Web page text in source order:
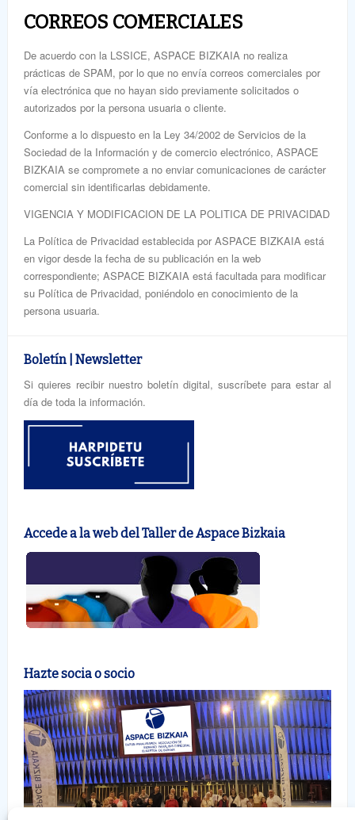
CORREOS COMERCIALES
De acuerdo con la LSSICE, ASPACE BIZKAIA no realiza
prácticas de SPAM, por lo que no envía correos comerciales por
vía electrónica que no hayan sido previamente solicitados o
autorizados por la persona usuaria o cliente.
Conforme a lo dispuesto en la Ley 34/2002 de Servicios de la
Sociedad de la Información y de comercio electrónico, ASPACE
BIZKAIA se compromete a no enviar comunicaciones de carácter
comercial sin identificarlas debidamente.
VIGENCIA Y MODIFICACION DE LA POLITICA DE PRIVACIDAD
La Política de Privacidad establecida por ASPACE BIZKAIA está
en vigor desde la fecha de su publicación en la web
correspondiente; ASPACE BIZKAIA está facultada para modificar
su Política de Privacidad, poniéndolo en conocimiento de la
persona usuaria.
Boletín | Newsletter
Si quieres recibir nuestro boletín digital, suscríbete para estar al
día de toda la información.
Accede a la web del Taller de Aspace Bizkaia
Hazte socia o socio